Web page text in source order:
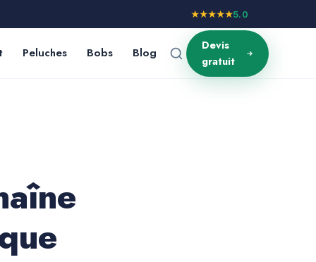
★★★★★5.0
Peluches Bobs Blog
Devis
gratuit